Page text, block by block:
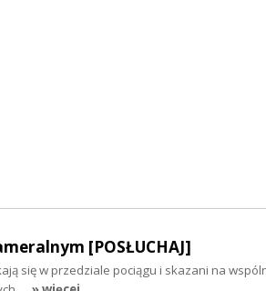
[POSŁUCHAJ]
się w przedziale pociągu i skazani na